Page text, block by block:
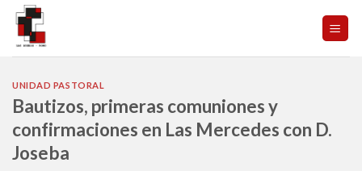
Skip
content
UNIDAD PASTORAL
Bautizos, primeras comuniones y
confirmaciones en Las Mercedes con D.
Joseba